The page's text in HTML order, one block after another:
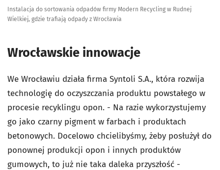
Instalacja do sortowania odpadów firmy Modern Recycling w Rudnej
Wielkiej, gdzie trafiają odpady z Wrocławia
Wrocławskie innowacje
We Wrocławiu działa firma Syntoli S.A., która rozwija
technologię do oczyszczania produktu powstałego w
procesie recyklingu opon. - Na razie wykorzystujemy
go jako czarny pigment w farbach i produktach
betonowych. Docelowo chcielibyśmy, żeby posłużył do
ponownej produkcji opon i innych produktów
gumowych, to już nie taka daleka przyszłość -